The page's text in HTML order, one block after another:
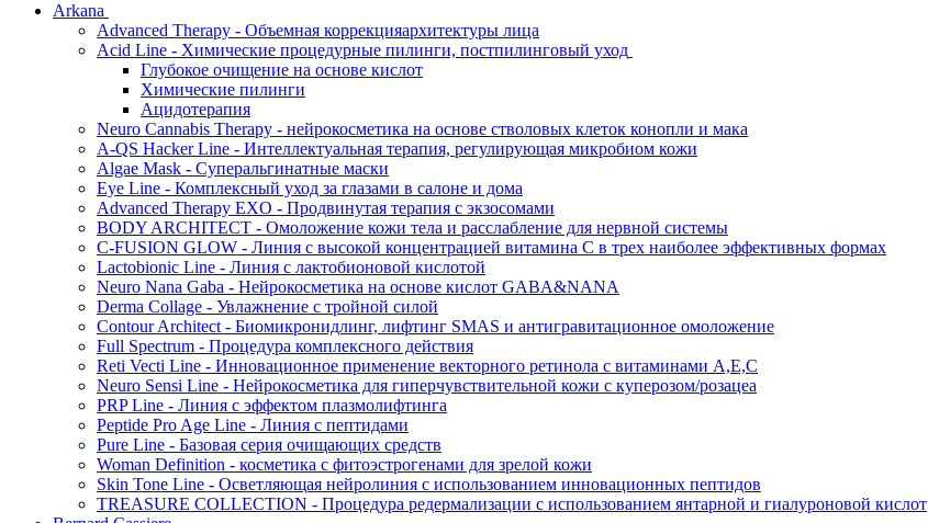
Arkana
Advanced Therapy - Объемная коррекцияархитектуры лица
Acid Line - Химические процедурные пилинги, постпилинговый уход
Глубокое очищение на основе кислот
Химические пилинги
Ацидотерапия
Neuro Cannabis Therapy - нейрокосметика на основе стволовых клеток конопли и мака
A-QS Hacker Line - Интеллектуальная терапия, регулирующая микробиом кожи
Algae Mask - Суперальгинатные маски
Eye Line - Комплексный уход за глазами в салоне и дома
Advanced Therapy EXO - Продвинутая терапия с экзосомами
BODY ARCHITECT - Омоложение кожи тела и расслабление для нервной системы
C-FUSION GLOW - Линия с высокой концентрацией витамина C в трех наиболее эффективных формах
Lactobionic Line - Линия с лактобионовой кислотой
Neuro Nana Gaba - Нейрокосметика на основе кислот GABA&NANA
Derma Collage - Увлажнение с тройной силой
Contour Architect - Биомикронидлинг, лифтинг SMAS и антигравитационное омоложение
Full Spectrum - Процедура комплексного действия
Reti Vecti Line - Инновационное применение векторного ретинола с витаминами A,Е,С
Neuro Sensi Line - Нейрокосметика для гиперчувствительной кожи с куперозом/розацеа
PRP Line - Линия с эффектом плазмолифтинга
Peptide Pro Age Line - Линия с пептидами
Pure Line - Базовая серия очищающих средств
Woman Definition - косметика с фитоэстрогенами для зрелой кожи
Skin Tone Line - Осветляющая нейролиния с использованием инновационных пептидов
TREASURE COLLECTION - Процедура редермализации с использованием янтарной и гиалуроновой кислот